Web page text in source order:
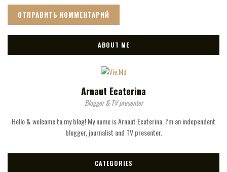
ABOUT ME
Arnaut Ecaterina
Blogger & TV presenter
Hello & welcome to my blog! My name is Arnaut Ecaterina. I’m an independent
blogger, journalist and TV presenter.
CATEGORIES